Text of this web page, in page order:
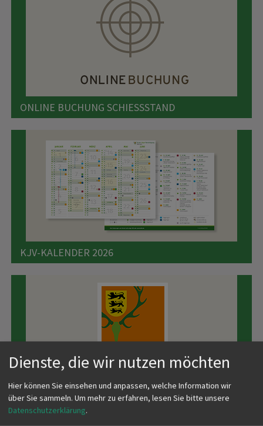
ONLINE BUCHUNG SCHIESSSTAND
KJV-KALENDER 2026
JAGEN IM VERBAND
Dienste, die wir nutzen möchten
Hier können Sie einsehen und anpassen, welche Information wir
über Sie sammeln. Um mehr zu erfahren, lesen Sie bitte unsere
Datenschutzerklärung.